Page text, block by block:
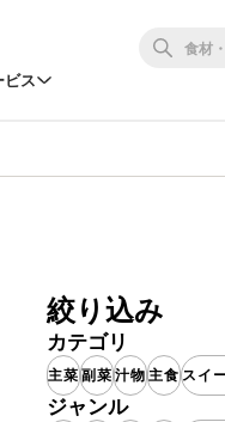
ビス
絞り込み
カテゴリ
主菜副菜汁物主食スイ
ジャンル